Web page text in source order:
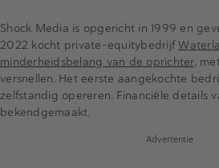
Shock Media is opgericht in 1999 en
2022 kocht private-equitybedrijf
minderheidsbelang van de oprichter,
versnellen. Het eerste aangekochte
zelfstandig opereren. Financiële details
bekendgemaakt.
Advertentie